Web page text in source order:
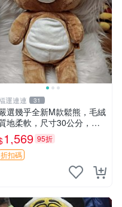
運連連 31
選幾乎全新M款鬆熊，毛絨
地柔軟，尺寸30公分，做
工精緻可愛，適合收藏或贈送
友。中古使用痕跡，手感依
優良。 鬆熊 嬰熊 毛玩偶
1,569 95折
折扣碼